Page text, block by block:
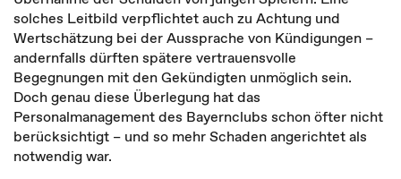
solches Leitbild verpflichtet auch zu Achtung und
Wertschätzung bei der Aussprache von Kündigungen –
andernfalls dürften spätere vertrauensvolle
Begegnungen mit den Gekündigten unmöglich sein.
Doch genau diese Überlegung hat das
Personalmanagement des Bayernclubs schon öfter nicht
berücksichtigt – und so mehr Schaden angerichtet als
notwendig war.